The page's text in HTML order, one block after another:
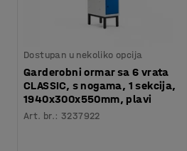
Dostupan u nekoliko opcija
Garderobni ormar sa 6 vrata
CLASSIC, s nogama, 1 sekcija,
1940x300x550mm, plavi
Art. br.:3237922